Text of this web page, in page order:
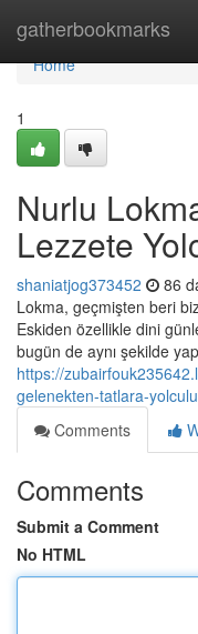
gatherbookmarks
Home
Home
1
Nurlu
Lezzete
shaniatjog373452 86
Lokma, geçmişten beri
Eskiden özellikle dini
bugün de aynı şekilde
https://
gelenekten-tatlara-
Comments
Comments
Submit a Comment
No HTML